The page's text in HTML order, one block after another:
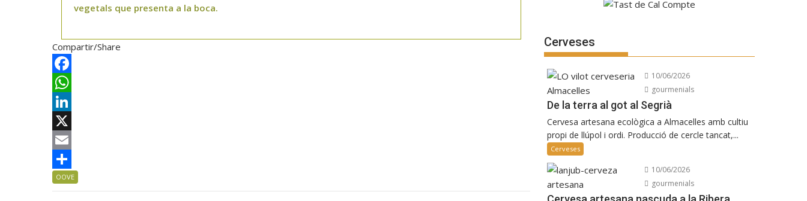
vegetals que presenta a la boca.
Compartir/Share
F
a
e
b
o
W
h
a
s
L
n
X
E
m
COOVE
Cerveses
10/06/2026
gourmenials
De la terra al got al Segrià
Cervesa artesana ecològica a Almacelles amb cultiu
propi de llúpol i ordi. Producció de cercle tancat,...
Cerveses
10/06/2026
gourmenials